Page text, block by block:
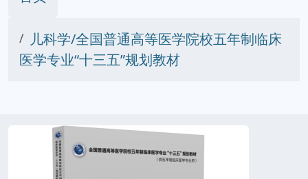
儿科学/全国普通高等医学院校五年制临床
医学专业“十三五”规划教材